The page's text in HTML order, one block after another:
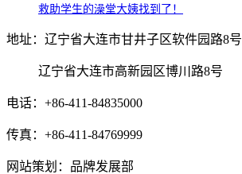
救助学生的澡堂大姨找到了！
地址：辽宁省大连市甘井子区软件园路8号
辽宁省大连市高新园区博川路8号
电话：+86-411-84835000
传真：+86-411-84769999
网站策划：品牌发展部